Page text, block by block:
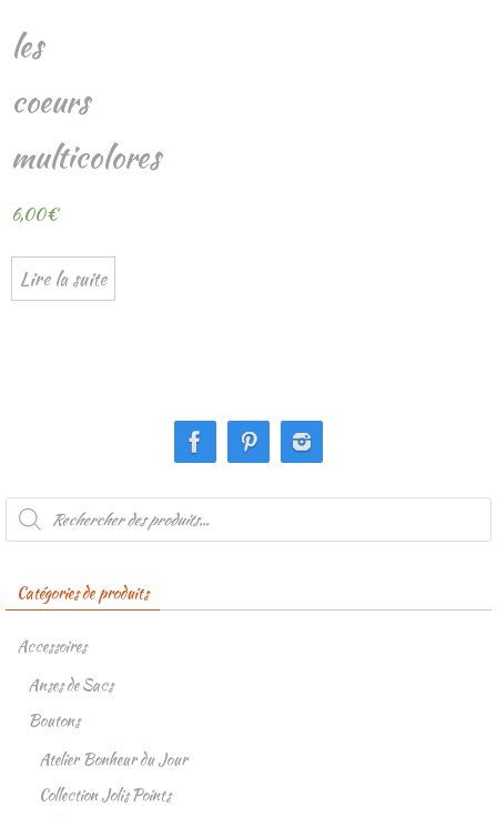
les
coeurs
multicolores
6,00€
Lire la suite
Recherche
produits
Catégories de produits
Accessoires
Anses de Sacs
Boutons
Atelier Bonheur du Jour
Collection Jolis Points